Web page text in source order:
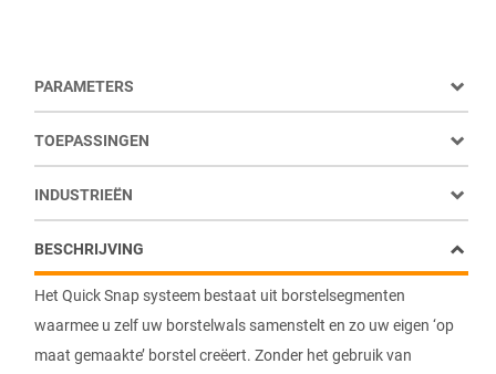
Het Quick Snap systeem bestaat uit borstelsegmenten
waarmee u zelf uw borstelwals samenstelt en zo uw eigen ‘op
maat gemaakte’ borstel creëert. Zonder het gebruik van
BESCHRIJVING
PARAMETERS
TOEPASSINGEN
INDUSTRIEËN